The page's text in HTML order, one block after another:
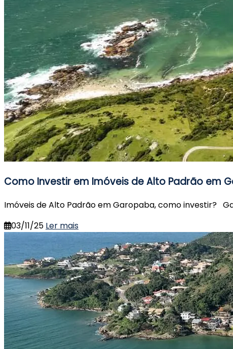
Como Investir em Imóveis de Alto Padrão em
Imóveis de Alto Padrão em Garopaba, como investir?
03/11/25 Ler mais